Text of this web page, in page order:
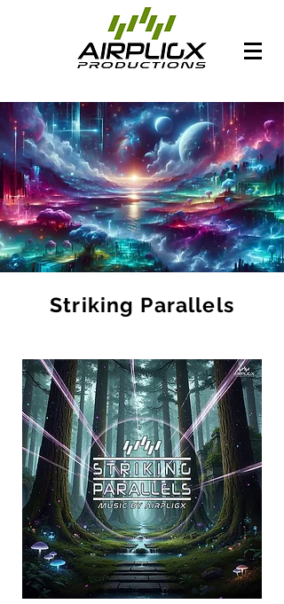
Striking Parallels